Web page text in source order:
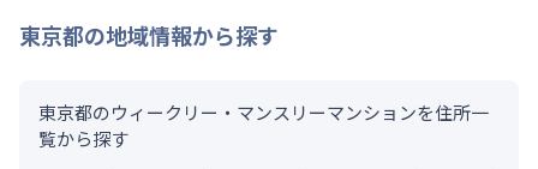
東京都の地域情報から探す
東京都のウィークリー・マンスリーマンションを住所一
覧から探す